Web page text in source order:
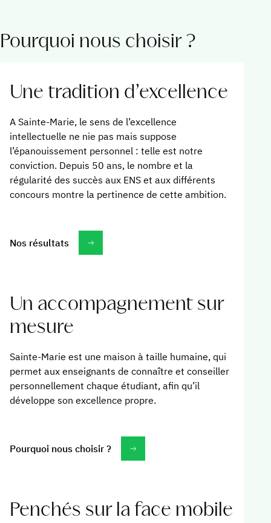
Pourquoi nous choisir ?
Une tradition d’excellence
A Sainte-Marie, le sens de l’excellence
intellectuelle ne nie pas mais suppose
l’épanouissement personnel : telle est notre
conviction. Depuis 50 ans, le nombre et la
régularité des succès aux ENS et aux différents
concours montre la pertinence de cette ambition.
Nos résultats
Un accompagnement sur
mesure
Sainte-Marie est une maison à taille humaine, qui
permet aux enseignants de connaître et conseiller
personnellement chaque étudiant, afin qu’il
développe son excellence propre.
Pourquoi nous choisir ?
Penchés sur la face mobile